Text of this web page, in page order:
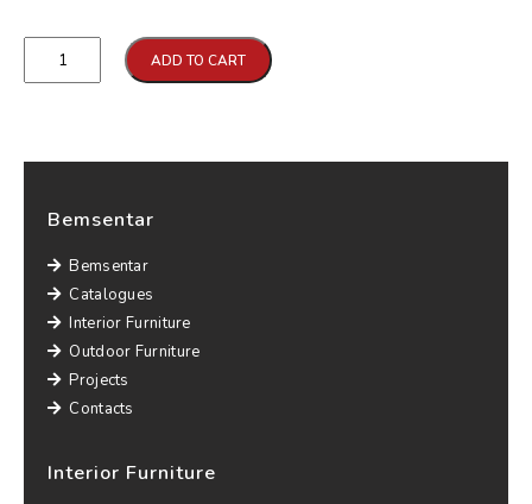
ADD TO CART
Bemsentar
Bemsentar
Catalogues
Interior Furniture
Outdoor Furniture
Projects
Contacts
Interior Furniture